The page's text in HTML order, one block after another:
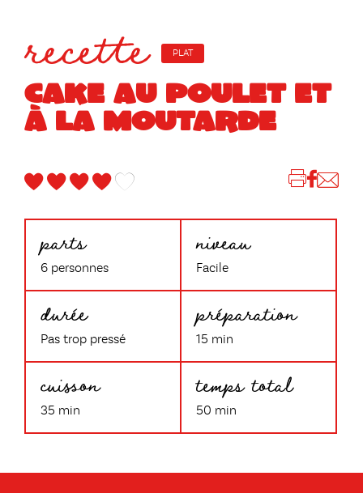
recette PLAT
CAKE AU POULET ET
À LA MOUTARDE
parts
6 personnes
niveau
Facile
durée
Pas trop pressé
préparation
15 min
cuisson
35 min
temps total
50 min